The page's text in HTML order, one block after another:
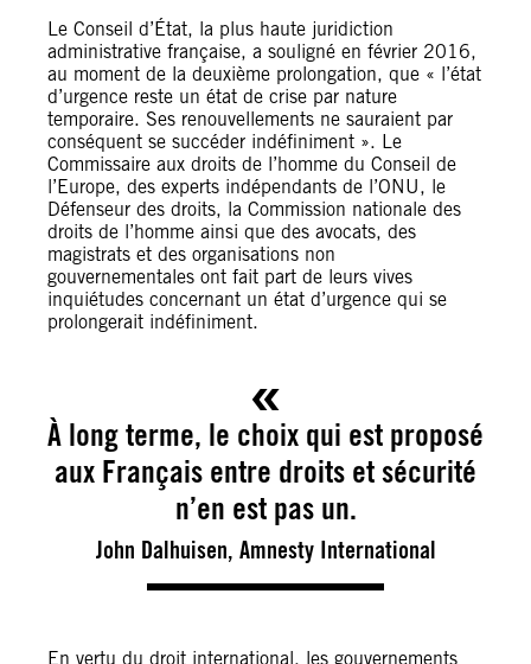
Le Conseil d’État, la plus haute juridiction
administrative française, a souligné en février 2016,
au moment de la deuxième prolongation, que « l’état
d’urgence reste un état de crise par nature
temporaire. Ses renouvellements ne sauraient par
conséquent se succéder indéfiniment ». Le
Commissaire aux droits de l’homme du Conseil de
l’Europe, des experts indépendants de l’ONU, le
Défenseur des droits, la Commission nationale des
droits de l’homme ainsi que des avocats, des
magistrats et des organisations non
gouvernementales ont fait part de leurs vives
inquiétudes concernant un état d’urgence qui se
prolongerait indéfiniment.
À long terme, le choix qui est proposé
aux Français entre droits et sécurité
n’en est pas un.
John Dalhuisen, Amnesty International
En vertu du droit international, les gouvernements